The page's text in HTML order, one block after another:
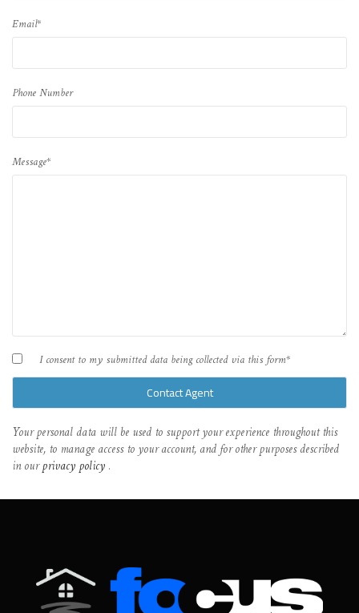
Email*
Phone Number
Message*
I consent to my submitted data being collected via this form*
Your personal data will be used to support your experience throughout this
website, to manage access to your account, and for other purposes described
in ourprivacy policy.